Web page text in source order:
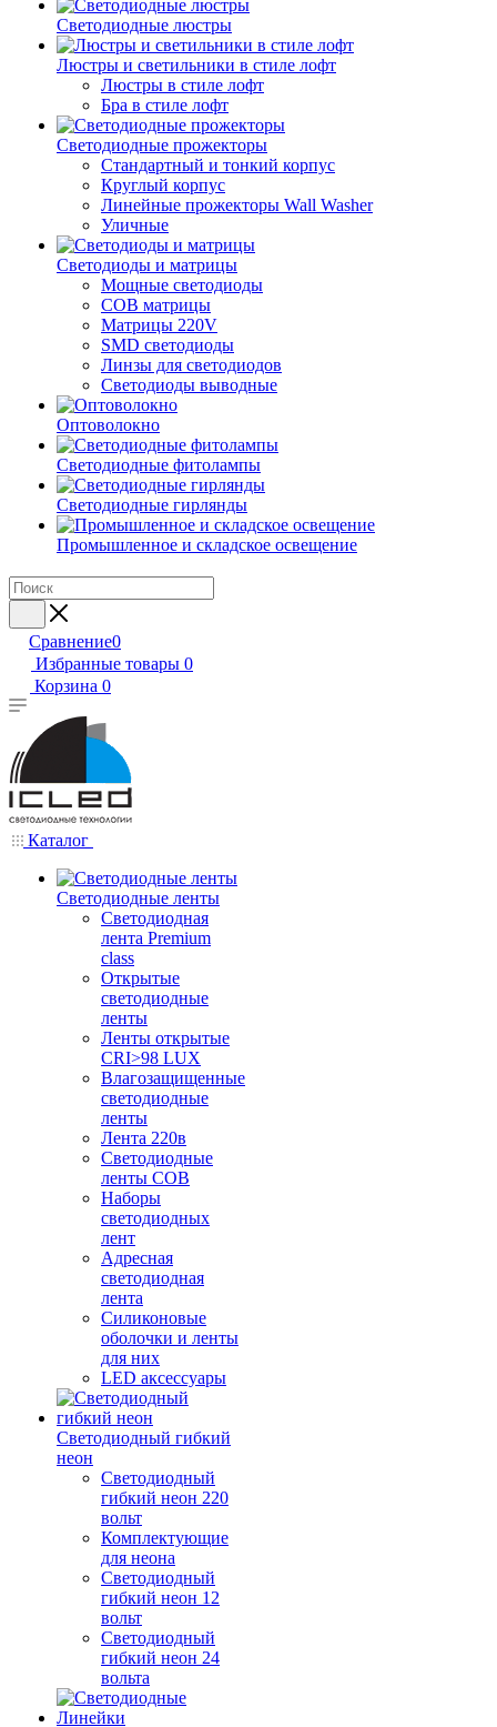
Светодиодные люстры
Люстры и светильники в стиле лофт
Люстры в стиле лофт
Бра в стиле лофт
Светодиодные прожекторы
Стандартный и тонкий корпус
Круглый корпус
Линейные прожекторы Wall Washer
Уличные
Светодиоды и матрицы
Мощные светодиоды
COB матрицы
Матрицы 220V
SMD светодиоды
Линзы для светодиодов
Светодиоды выводные
Оптоволокно
Светодиодные фитолампы
Светодиодные гирлянды
Промышленное и складское освещение
Сравнение0
Избранные товары 0
Корзина 0
Каталог
Светодиодные ленты
Светодиодная
лента Premium
class
Открытые
светодиодные
ленты
Ленты открытые
CRI>98 LUX
Влагозащищенные
светодиодные
ленты
Лента 220в
Светодиодные
ленты COB
Наборы
светодиодных
лент
Адресная
светодиодная
лента
Силиконовые
оболочки и ленты
для них
LED аксессуары
Светодиодный гибкий
неон
Светодиодный
гибкий неон 220
вольт
Комплектующие
для неона
Светодиодный
гибкий неон 12
вольт
Светодиодный
гибкий неон 24
вольта